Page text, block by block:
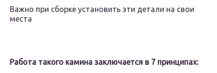
Важно при сборке установить эти детали на свои
места
Работа такого камина заключается в 7 принципах: